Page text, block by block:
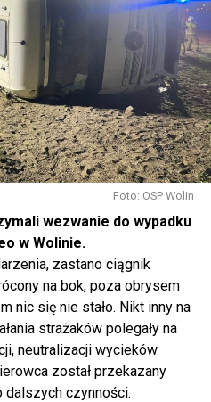
Foto: OSP Wolin
wezwanie do wypadku
w Wolinie.
zastano ciągnik
na bok, poza obrysem
nic się nie stało. Nikt inny na
strażaków polegały na
neutralizacji wycieków
został przekazany
dalszych czynności.